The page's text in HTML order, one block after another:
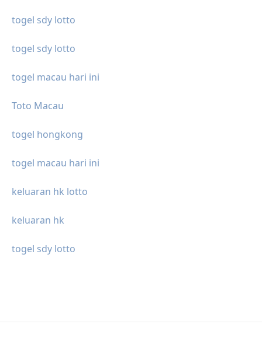
togel sdy lotto
togel sdy lotto
togel macau hari ini
Toto Macau
togel hongkong
togel macau hari ini
keluaran hk lotto
keluaran hk
togel sdy lotto